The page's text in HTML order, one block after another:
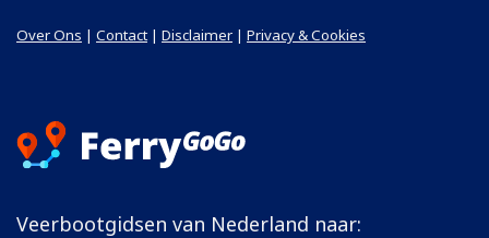
Over Ons | Contact | Disclaimer | Privacy & Cookies
Veerbootgidsen van Nederland naar: